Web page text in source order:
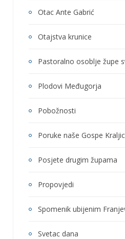
Otac Ante Gabrić
Otajstva krunice
Pastoralno osoblje župe
Plodovi Međugorja
Pobožnosti
Poruke naše Gospe
Posjete drugim župama
Propovjedi
Spomenik ubijenim
Svetac dana